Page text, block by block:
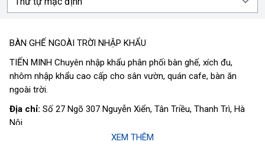
BÀN GHẾ NGOÀI TRỜI NHẬP KHẨU
TIẾN MINH Chuyên nhập khẩu phân phối bàn ghế, xích đu,
nhôm nhập khẩu cao cấp cho sân vườn, quán cafe, bàn ăn
ngoài trời.
Địa chỉ: Số 27 Ngõ 307 Nguyễn Xiển, Tân Triều, Thanh Trì, Hà
Nội
XEM THÊM